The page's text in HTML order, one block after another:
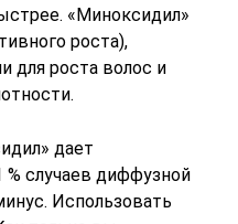
«Миноксидил»
роста),
для роста волос и
дает
случаев диффузной
Использовать